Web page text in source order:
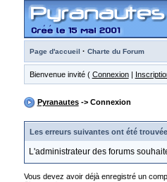
Page d'accueil · Charte du Forum
Bienvenue invité ( Connexion|
Pyranautes-> Connexion
Les erreurs suivantes ont été
L'administrateur des forums
Vous devez avoir déjà enregistré un